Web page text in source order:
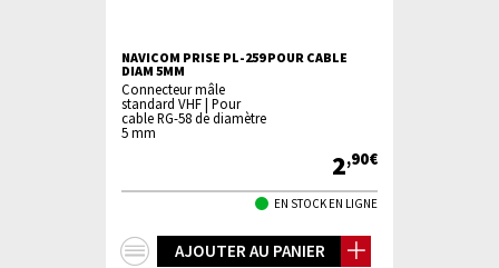
NAVICOM PRISE PL-259 POUR CABLE
DIAM 5MM
Connecteur mâle
standard VHF | Pour
cable RG-58 de diamètre
5 mm
2,90€
EN STOCK EN LIGNE
AJOUTER AU PANIER